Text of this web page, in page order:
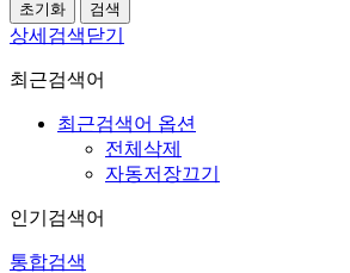
상세검색닫기
최근검색어
최근검색어 옵션
전체삭제
자동저장끄기
인기검색어
통합검색